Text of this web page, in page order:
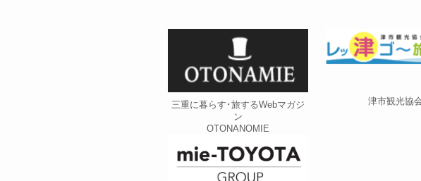
三重に暮らす･旅するWebマガジ
ン
OTONANOMIE
津市観光協